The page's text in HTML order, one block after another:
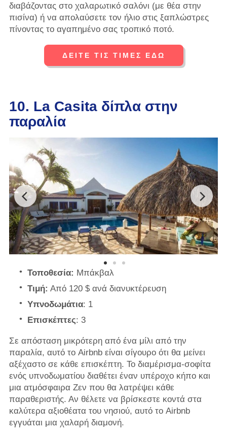
διαβάζοντας στο χαλαρωτικό σαλόνι (με θέα στην
πισίνα) ή να απολαύσετε τον ήλιο στις ξαπλώστρες
πίνοντας το αγαπημένο σας τροπικό ποτό.
ΔΕΙΤΕ ΤΙΣ ΤΙΜΕΣ ΕΔΩ
10. La Casita δίπλα στην
παραλία
Τοποθεσία: Μπάκβαλ
Τιμή: Από 120 $ ανά διανυκτέρευση
Υπνοδωμάτια: 1
Επισκέπτες: 3
Σε απόσταση μικρότερη από ένα μίλι από την
παραλία, αυτό το Airbnb είναι σίγουρο ότι θα μείνει
αξέχαστο σε κάθε επισκέπτη. Το διαμέρισμα-σοφίτα
ενός υπνοδωματίου διαθέτει έναν υπέροχο κήπο και
μια ατμόσφαιρα Ζεν που θα λατρέψει κάθε
παραθεριστής. Αν θέλετε να βρίσκεστε κοντά στα
καλύτερα αξιοθέατα του νησιού, αυτό το Airbnb
εγγυάται μια χαλαρή διαμονή.